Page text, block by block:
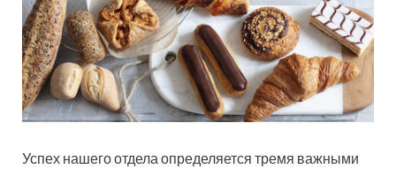
Успех нашего отдела определяется тремя важными